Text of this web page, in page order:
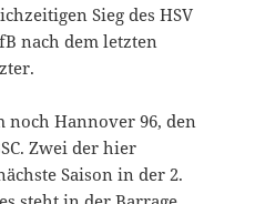
Sieg des HSV
nach dem letzten
noch Hannover 96, den
Zwei der hier
Saison in der 2.